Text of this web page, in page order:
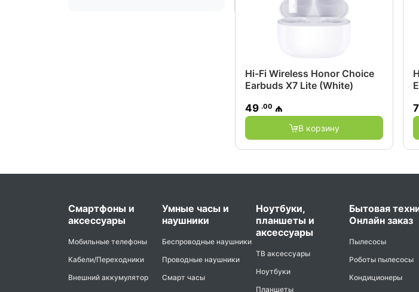
Hi-Fi Wireless Honor Choice
Earbuds X7 Lite (White)
49 .00 ₼
В корзину
Смартфоны и
аксессуары
Мобильные телефоны
Кабели/Переходники
Внешний аккумулятор
Умные часы и
наушники
Беспроводные наушники
Проводные наушники
Смарт часы
Ноутбуки,
планшеты и
аксессуары
ТВ аксессуары
Ноутбуки
Планшеты
Бытовая
Онлайн заказ
Пылесосы
Роботы пылесосы
Кондиционеры